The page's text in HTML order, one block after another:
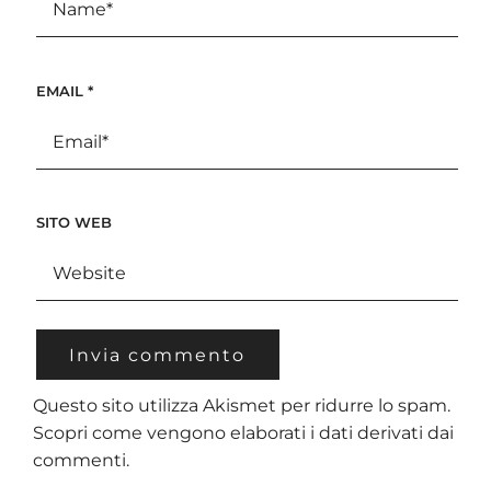
EMAIL *
SITO WEB
Questo sito utilizza Akismet per ridurre lo spam.
Scopri come vengono elaborati i dati derivati dai
commenti.